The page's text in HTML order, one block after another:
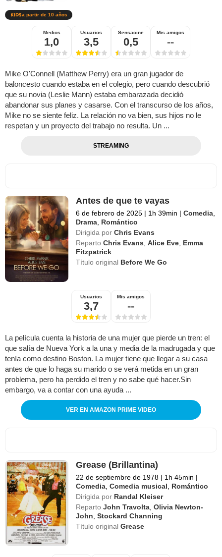
a partir de 10 años
Medios
1,0
Usuarios
3,5
Sensacine
0,5
Mis amigos
--
Mike O'Connell (Matthew Perry) era un gran jugador de
baloncesto cuando estaba en el colegio, pero cuando descubrió
que su novia (Leslie Mann) estaba embarazada decidió
abandonar sus planes y casarse. Con el transcurso de los años,
Mike no se siente feliz. La relación no va bien, sus hijos no le
respetan y un proyecto del trabajo no resulta. Un ...
STREAMING
Antes de que te vayas
6 de febrero de 2025 | 1h 39min | Comedia
Drama Romántico
Dirigida por Chris Evans
Reparto Chris Evans ,Alice Eve Emma
Fitzpatrick
Título original Before We Go
Usuarios
3,7
Mis amigos
--
La película cuenta la historia de una mujer que pierde un tren: el
que salía de Nueva York a la una y media de la madrugada y que
tenía como destino Boston. La mujer tiene que llegar a su casa
antes de que lo haga su marido o se verá metida en un gran
problema, pero ha perdido el tren y no sabe qué hacer.Sin
embargo, va a contar con una ayuda ...
VER EN AMAZON PRIME VIDEO
Grease (Brillantina)
22 de septiembre de 1978 | 1h 45min |
Comedia ,Comedia musical
Romántico
Dirigida por Randal Kleiser
Reparto John Travolta ,Olivia Newton-
John ,Stockard Channing
Título originalGrease